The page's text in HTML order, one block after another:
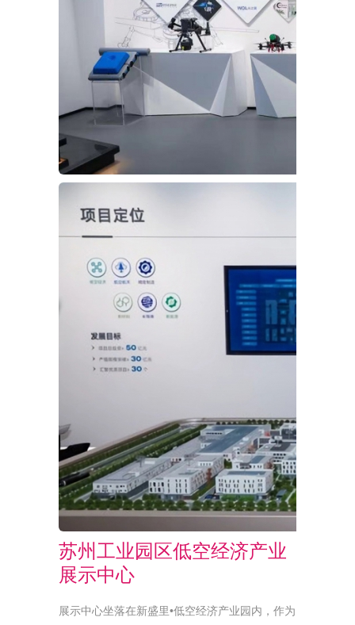
苏州工业园区低空经济产业
展示中心
展示中心坐落在新盛里•低空经济产业园内，作为